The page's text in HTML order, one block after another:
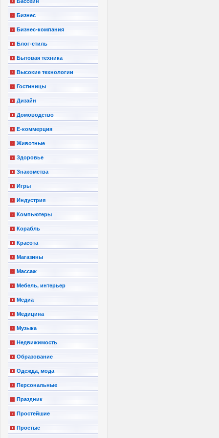
Бизнес
Бизнес-компания
Блог-стиль
Бытовая техника
Высокие технологии
Гостиницы
Дизайн
Домоводство
Е-коммерция
Животные
Здоровье
Знакомства
Игры
Индустрия
Компьютеры
Корабль
Красота
Магазины
Массаж
Мебель, интерьер
Медиа
Медицина
Музыка
Недвижимость
Образование
Одежда, мода
Персональные
Праздник
Простейшие
Простые